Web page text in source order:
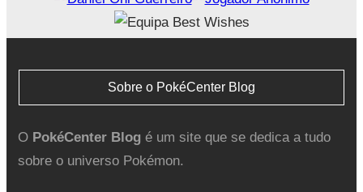
Sobre o PokéCenter Blog
O PokéCenter Blogé um site que se dedica a tudo
sobre o universo Pokémon.